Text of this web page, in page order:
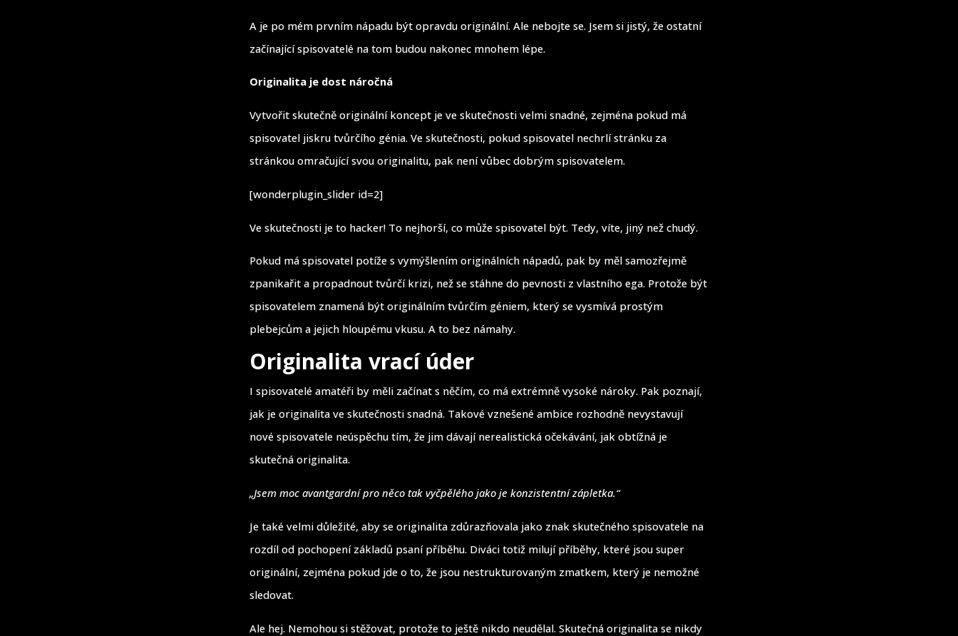
A je po mém prvním nápadu být opravdu originální. Ale nebojte se. Jsem si jistý, že ostatní
začínající spisovatelé na tom budou nakonec mnohem lépe.
Originalita je dost náročná
Vytvořit skutečně originální koncept je ve skutečnosti velmi snadné, zejména pokud má
spisovatel jiskru tvůrčího génia. Ve skutečnosti, pokud spisovatel nechrlí stránku za
stránkou omračující svou originalitu, pak není vůbec dobrým spisovatelem.
[wonderplugin_slider id=2]
Ve skutečnosti je to hacker! To nejhorší, co může spisovatel být. Tedy, víte, jiný než chudý.
Pokud má spisovatel potíže s vymýšlením originálních nápadů, pak by měl samozřejmě
zpanikařit a propadnout tvůrčí krizi, než se stáhne do pevnosti z vlastního ega. Protože být
spisovatelem znamená být originálním tvůrčím géniem, který se vysmívá prostým
plebejcům a jejich hloupému vkusu. A to bez námahy.
Originalita vrací úder
I spisovatelé amatéři by měli začínat s něčím, co má extrémně vysoké nároky. Pak poznají,
jak je originalita ve skutečnosti snadná. Takové vznešené ambice rozhodně nevystavují
nové spisovatele neúspěchu tím, že jim dávají nerealistická očekávání, jak obtížná je
skutečná originalita.
„Jsem moc avantgardní pro něco tak vyčpělého jako je konzistentní zápletka.“
Je také velmi důležité, aby se originalita zdůrazňovala jako znak skutečného spisovatele na
rozdíl od pochopení základů psaní příběhu. Diváci totiž milují příběhy, které jsou super
originální, zejména pokud jde o to, že jsou nestrukturovaným zmatkem, který je nemožné
sledovat.
Ale hej. Nemohou si stěžovat, protože to ještě nikdo neudělal. Skutečná originalita se nikdy